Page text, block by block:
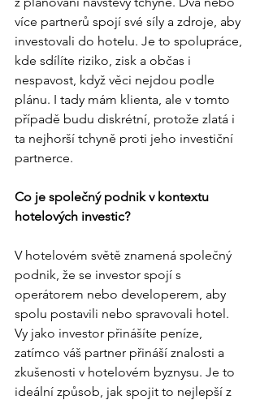
více partnerů spojí své síly a zdroje, aby
investovali do hotelu. Je to spolupráce,
kde sdílíte riziko, zisk a občas i
nespavost, když věci nejdou podle
plánu. I tady mám klienta, ale v tomto
případě budu diskrétní, protože zlatá i
ta nejhorší tchyně proti jeho investiční
partnerce.
Co je společný podnik v kontextu
hotelových investic?
V hotelovém světě znamená společný
podnik, že se investor spojí s
operátorem nebo developerem, aby
spolu postavili nebo spravovali hotel.
Vy jako investor přinášíte peníze,
zatímco váš partner přináší znalosti a
zkušenosti v hotelovém byznysu. Je to
ideální způsob, jak spojit to nejlepší z